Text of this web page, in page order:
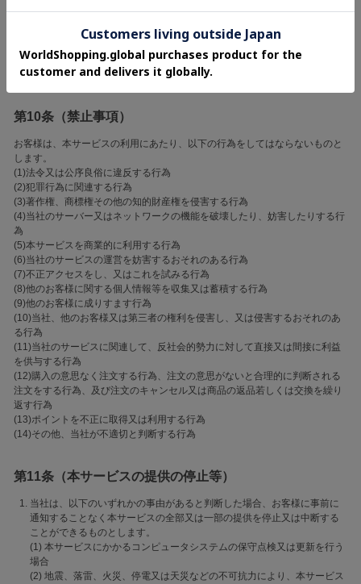
当社は、その裁量により、当社ウェブサイト及び当社と提携するサイト
において、本サービスに関連してお客様が発信したコンテンツの全部又
は一部を自由に利用でき、当該コンテンツを利用するにあたり、お客様
に対して金銭その他一切の対価の支払を要しないものとします。
第10条（禁止事項）
お客様は、本サービスの利用にあたり、以下の行為をしてはならないものと
します。
(1)法令又は公序良俗に違反する行為
(2)犯罪行為に関連する行為
(3)著作権、商標権その他の知的財産権を侵害する行為
(4)当社のサーバー又はネットワークの機能を破壊したり、妨害したりする行
為
(5)本サービスを商業的に利用する行為
(6)当社のサービスの運営を妨害するおそれのある行為
(7)不正アクセスをし、又はこれを試みる行為
(8)他のお客様に関する個人情報等を収集又は蓄積する行為
(9)他のお客様に成りすます行為
(10)当社、他のお客様又は第三者の権利を侵害し、又は侵害するおそれのあ
る行為
(11)当社のサービスに関連して、反社会的勢力に対して直接又は間接に利益
を供与する行為
(12)購入の意思なく注文する行為、注文の意思がないと合理的に判断される
注文をする行為、及び注文のキャンセル又は商品の返品若しくは交換を繰り
返す行為
(13)ポイントを不正に取得又は利用する行為
(14)その他、当社が不適切と判断する行為
第11条（本サービスの提供の停止等）
当社は、以下のいずれかの事由があると判断した場合、お客様に事前に
通知することなく本サービスの全部又は一部の提供を停止又は中断する
ことができるものとします。
(1) 本サービスにかかるコンピュータシステムの保守点検又は更新を行う
場合
(2) 地震、落雷、火災、停電又は天災などの不可抗力により、本サービス